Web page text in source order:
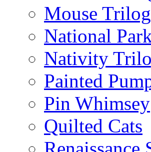
Mouse
National
Nativity
Painted
Pin Whimsey
Quilted Cats